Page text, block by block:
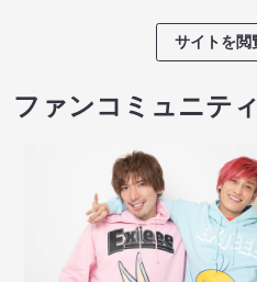
サイトを閲
ファンコミュニティ